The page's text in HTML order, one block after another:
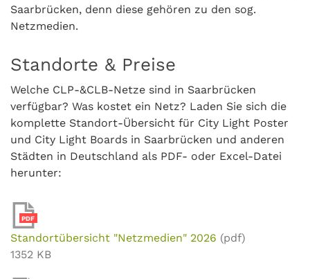
Saarbrücken, denn diese gehören zu den sog.
Netzmedien.
Standorte & Preise
Welche CLP-&CLB-Netze sind in Saarbrücken
verfügbar? Was kostet ein Netz? Laden Sie sich die
komplette Standort-Übersicht für City Light Poster
und City Light Boards in Saarbrücken und anderen
Städten in Deutschland als PDF- oder Excel-Datei
herunter:
PDF
Standortübersicht "Netzmedien" 2026 (pdf)
1352 KB